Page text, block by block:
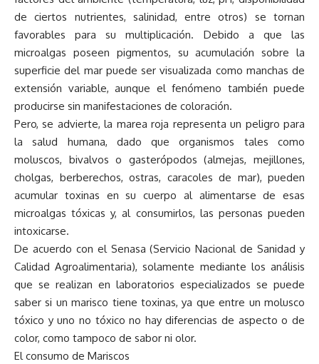
de ciertos nutrientes, salinidad, entre otros) se tornan
favorables para su multiplicación. Debido a que las
microalgas poseen pigmentos, su acumulación sobre la
superficie del mar puede ser visualizada como manchas de
extensión variable, aunque el fenómeno también puede
producirse sin manifestaciones de coloración.
Pero, se advierte, la marea roja representa un peligro para
la salud humana, dado que organismos tales como
moluscos, bivalvos o gasterópodos (almejas, mejillones,
cholgas, berberechos, ostras, caracoles de mar), pueden
acumular toxinas en su cuerpo al alimentarse de esas
microalgas tóxicas y, al consumirlos, las personas pueden
intoxicarse.
De acuerdo con el Senasa (Servicio Nacional de Sanidad y
Calidad Agroalimentaria), solamente mediante los análisis
que se realizan en laboratorios especializados se puede
saber si un marisco tiene toxinas, ya que entre un molusco
tóxico y uno no tóxico no hay diferencias de aspecto o de
color, como tampoco de sabor ni olor.
El consumo de Mariscos